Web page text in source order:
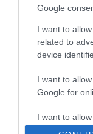
Google
I want to
related to
device
I want to
Google for
I want to
personalized
Képek - Brad Pitt
Brad Pittet nem